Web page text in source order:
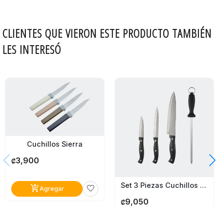
CLIENTES QUE VIERON ESTE PRODUCTO TAMBIÉN
LES INTERESÓ
Cuchillos Sierra
₡3,900
add_shopping_cartAgregar favorite_border Set 3 Piezas Cuchillos Y Chaira Hamilton Beach Acero Inoxidable
₡9,050